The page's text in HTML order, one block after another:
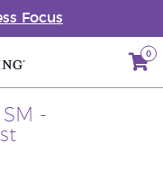
Focus
0
-